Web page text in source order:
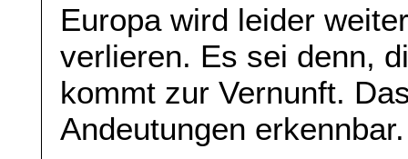
Europa wird leider
verlieren. Es sei denn,
kommt zur Vernunft.
Andeutungen erkennbar.